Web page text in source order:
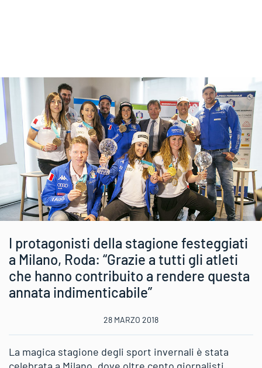
I protagonisti della stagione festeggiati
a Milano, Roda: “Grazie a tutti gli atleti
che hanno contribuito a rendere questa
annata indimenticabile”
28 MARZO 2018
La magica stagione degli sport invernali è stata